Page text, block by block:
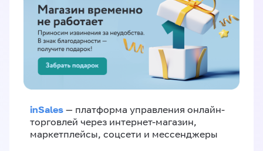
inSales — платформа управления онлайн-
торговлей через интернет-магазин,
маркетплейсы, соцсети и мессенджеры